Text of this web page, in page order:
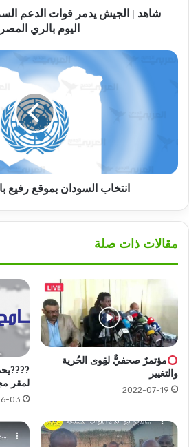
شاهد | الجيش يدمر قوات الدعم
اليوم بالري
انتخاب
انتخاب السودان بموقع رفيع
مقالات ذات صلة
مؤتمرٌ صحفيٌّ لقِوى الحُرية
والتغيير
2022-07-19
لمقر
03